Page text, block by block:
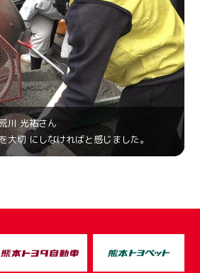
川 光祐さん
大切 にしなければと感じました。